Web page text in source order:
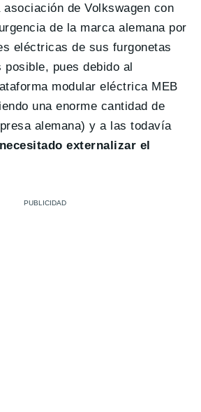
de Volkswagen con
de la marca alemana por
eléctricas de sus furgonetas
pues debido al
modular eléctrica MEB
una enorme cantidad de
alemana) y a las todavía
externalizar el